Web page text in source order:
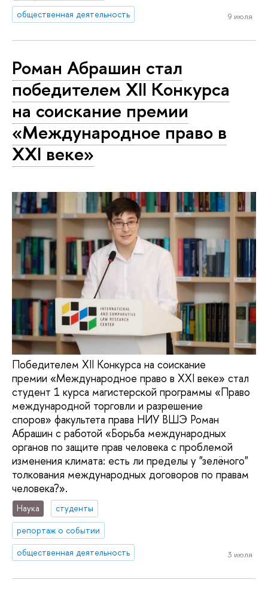
общественная деятельность
9 июля
Роман Абрашин стал
победителем XII Конкурса
на соискание премии
«Международное право в
XXI веке»
Победителем XII Конкурса на соискание
премии «Международное право в XXI веке» стал
студент 1 курса магистерской программы «Право
международной торговли и разрешение
споров» факультета права НИУ ВШЭ Роман
Абрашин с работой «Борьба международных
органов по защите прав человека с проблемой
изменения климата: есть ли пределы у "зелёного"
толкования международных договоров по правам
человека?».
Наука
студенты
репортаж о событии
общественная деятельность
3 июля